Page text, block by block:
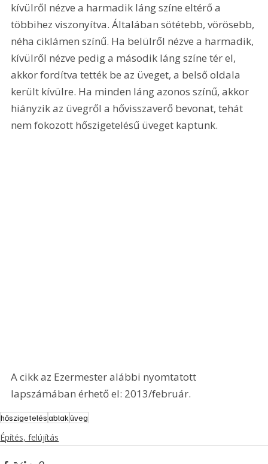
kívülről nézve a harmadik láng színe eltérő a
többihez viszonyítva. Általában sötétebb, vörösebb,
néha ciklámen színű. Ha belülről nézve a harmadik,
kívülről nézve pedig a második láng színe tér el,
akkor fordítva tették be az üveget, a belső oldala
került kívülre. Ha minden láng azonos színű, akkor
hiányzik az üvegről a hővisszaverő bevonat, tehát
nem fokozott hőszigetelésű üveget kaptunk.
A cikk az Ezermester alábbi nyomtatott
lapszámában érhető el: 2013/február.
hőszigetelésablaküveg
Építés, felújítás